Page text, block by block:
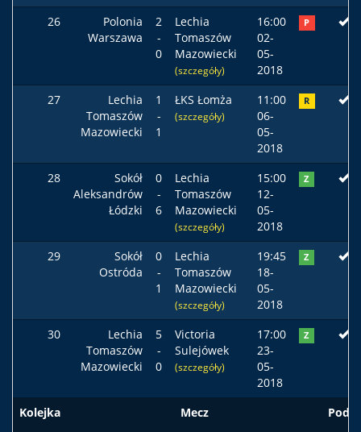
26
Polonia
Warszawa
2
-
0
Lechia
Tomaszów
Mazowiecki
(szczegóły)
16:00
02-
05-
2018
P
27
Lechia
Tomaszów
Mazowiecki
1
-
1
ŁKS Łomża
(szczegóły)
11:00
06-
05-
2018
R
28
Sokół
Aleksandrów
Łódzki
0
-
6
Lechia
Tomaszów
Mazowiecki
(szczegóły)
15:00
12-
05-
2018
Z
29
Sokół
Ostróda
0
-
1
Lechia
Tomaszów
Mazowiecki
(szczegóły)
19:45
18-
05-
2018
Z
30
Lechia
Tomaszów
Mazowiecki
5
-
0
Victoria
Sulejówek
(szczegóły)
17:00
23-
05-
2018
Z
Kolejka Mecz Podst